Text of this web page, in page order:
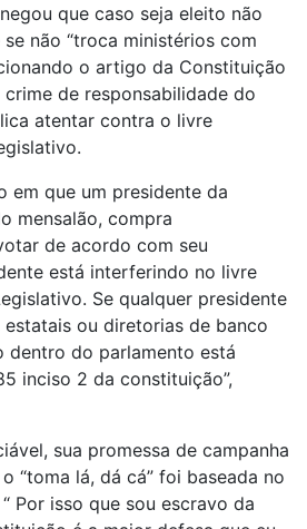
que caso seja eleito não
não “troca ministérios com
o artigo da Constituição
de responsabilidade do
atentar contra o livre
em que um presidente da
mensalão, compra
de acordo com seu
está interferindo no livre
Se qualquer presidente
ou diretorias de banco
dentro do parlamento está
inciso 2 da constituição”,
sua promessa de campanha
“toma lá, dá cá” foi baseada no
Por isso que sou escravo da